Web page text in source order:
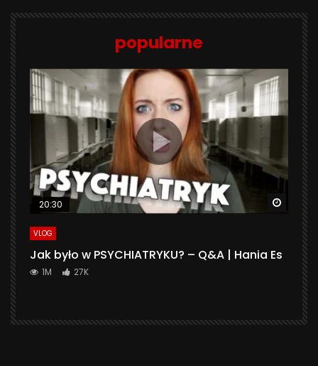
popularne
20:30
VLOG
Jak było w PSYCHIATRYKU? – Q&A | Hania Es
1M 27K